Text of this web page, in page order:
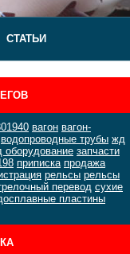
СТАТЬИ
вагон вагон-
водопроводные трубы жд
оборудование запчасти
приписка продажа
рельсы рельсы
перевод сухие
пластины